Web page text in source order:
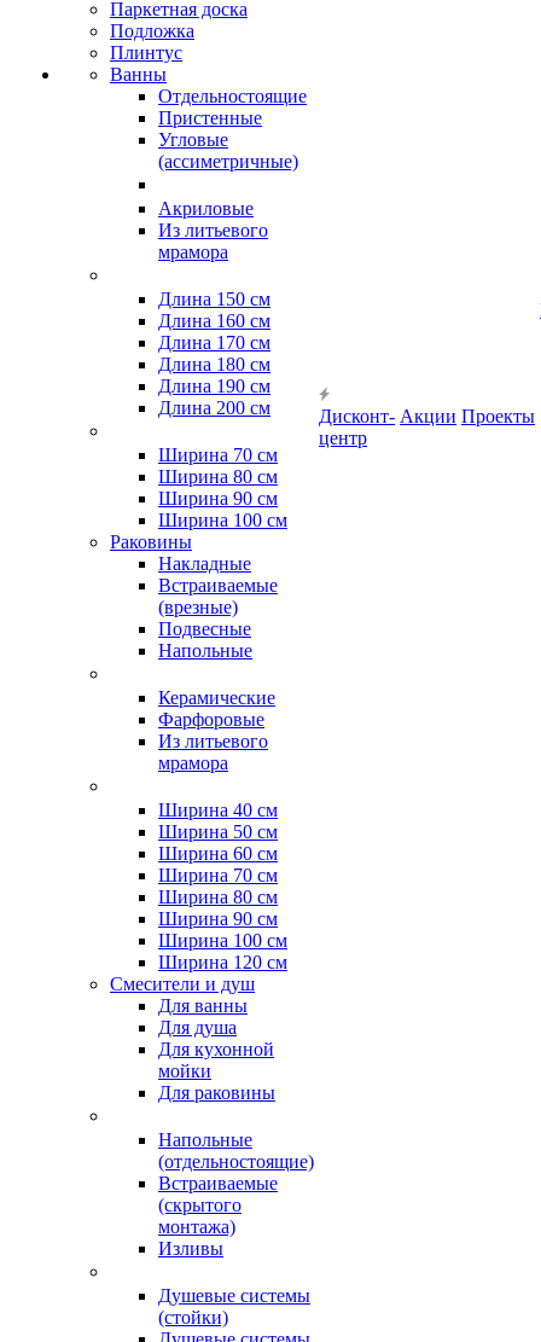
Паркетная доска
Подложка
Плинтус
Ванны
Отдельностоящие
Пристенные
Угловые
(ассиметричные)
Акриловые
Из литьевого
мрамора
Длина 150 см
Длина 160 см
Длина 170 см
Длина 180 см
Длина 190 см
Длина 200 см
Ширина 70 см
Ширина 80 см
Ширина 90 см
Ширина 100 см
Раковины
Накладные
Встраиваемые
(врезные)
Подвесные
Напольные
Керамические
Фарфоровые
Из литьевого
мрамора
Ширина 40 см
Ширина 50 см
Ширина 60 см
Ширина 70 см
Ширина 80 см
Ширина 90 см
Ширина 100 см
Ширина 120 см
Смесители и душ
Для ванны
Для душа
Для кухонной
мойки
Для раковины
Напольные
(отдельностоящие)
Встраиваемые
(скрытого
монтажа)
Изливы
Душевые системы
(стойки)
Дисконт-
центр
Акции Проекты